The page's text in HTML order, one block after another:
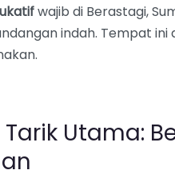
wajib di Berastagi,
indah. Tempat
Utama: